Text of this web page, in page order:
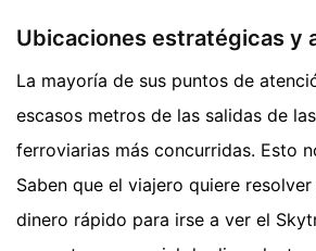
Ubicaciones estratégicas y
La mayoría de sus puntos de
escasos metros de las salidas de
ferroviarias más concurridas. Esto
Saben que el viajero quiere
dinero rápido para irse a ver el